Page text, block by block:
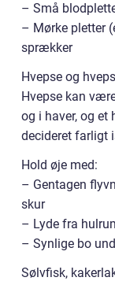
– Små
– Mørke pletter
sprækker
Hvepse og
Hvepse kan
og i haver, og
decideret farligt
Hold øje med:
– Gentagen
skur
– Lyde fra
– Synlige bo
Sølvfisk,